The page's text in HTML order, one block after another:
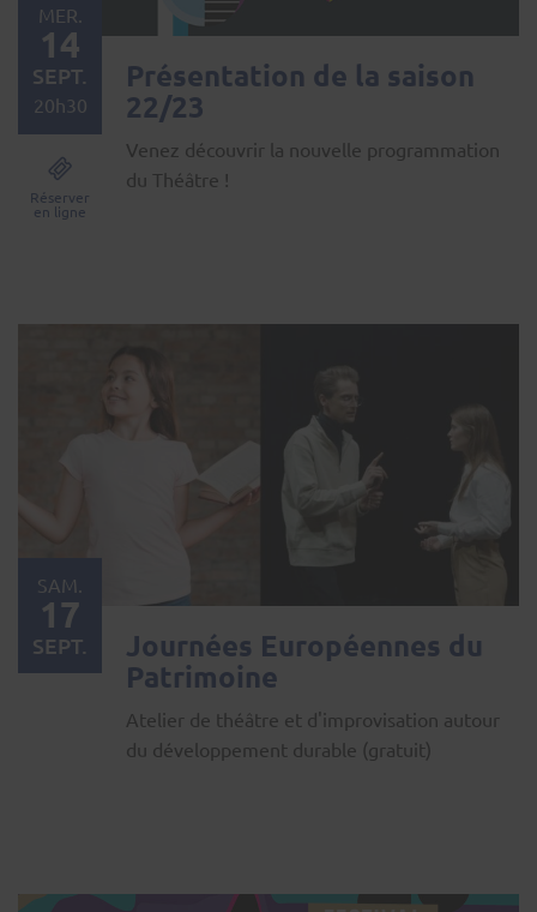
Présentation de la saison
22/23
Venez découvrir la nouvelle programmation
du Théâtre !
MER.
14
SEPT.
20h30
Réserver
en ligne
Journées Européennes du
Patrimoine
Atelier de théâtre et d'improvisation autour
du développement durable (gratuit)
SAM.
17
SEPT.